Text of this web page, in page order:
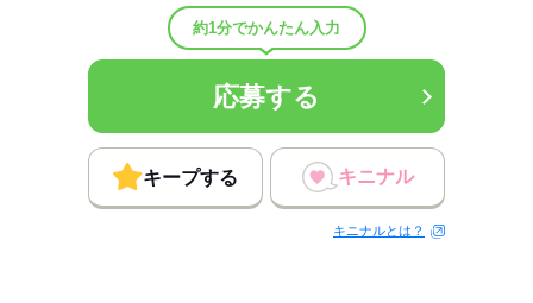
【福利厚生】
■交通費支給（上限月30000円）
■定期健康診断
■産休・育児休業制度
■住宅手当（別途規定あり）
■資格取得支援
約1分でかんたん入力
応募する
キープする キニナル
キニナルとは？